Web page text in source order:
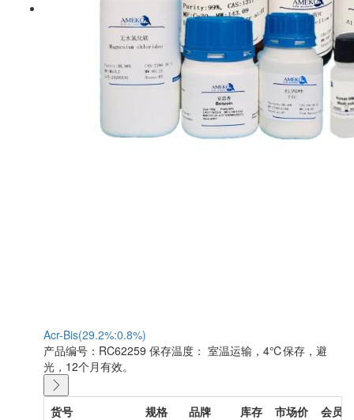
Acr-Bis(29.2%:0.8%)
产品编号：RC62259 保存温度： 室温运输，4℃保存，避
光，12个月有效。
货号 规格 品牌 库存 市场价
会员价